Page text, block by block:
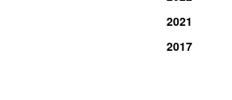
2021
2017